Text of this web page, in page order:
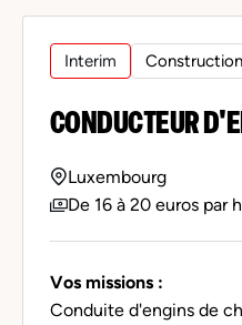
Interim Construction
CONDUCTEUR
Luxembourg
De 16 à 20 euros par
Vos missions :
Conduite d'engins de